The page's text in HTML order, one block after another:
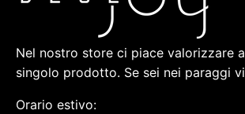
Nel nostro store ci piace valorizzare
singolo prodotto. Se sei nei paraggi
Orario estivo: